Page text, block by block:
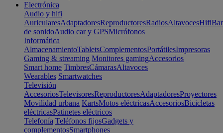
Electrónica
Audio y hifi
AuricularesAdaptadoresReproductoresRadiosAltavocesHifi
de sonidoAudio car y GPSMicrófonos
Informática
AlmacenamientoTabletsComplementosPortátilesImpresoras
Gaming & streaming Monitores gamingAccesorios
Smart home TimbresCámarasAltavoces
Wearables Smartwatches
Televisión
AccesoriosTelevisoresReproductoresAdaptadoresProyectores
Movilidad urbana KartsMotos eléctricasAccesoriosBicicletas
eléctricasPatinetes eléctricos
Telefonía Teléfonos fijosGadgets y
complementosSmartphones